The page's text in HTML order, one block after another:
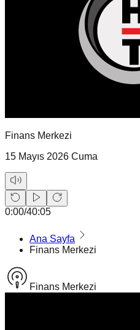
Finans Merkezi
15 Mayıs 2026 Cuma
0:00/40:05
Ana Sayfa
Finans Merkezi
Finans Merkezi